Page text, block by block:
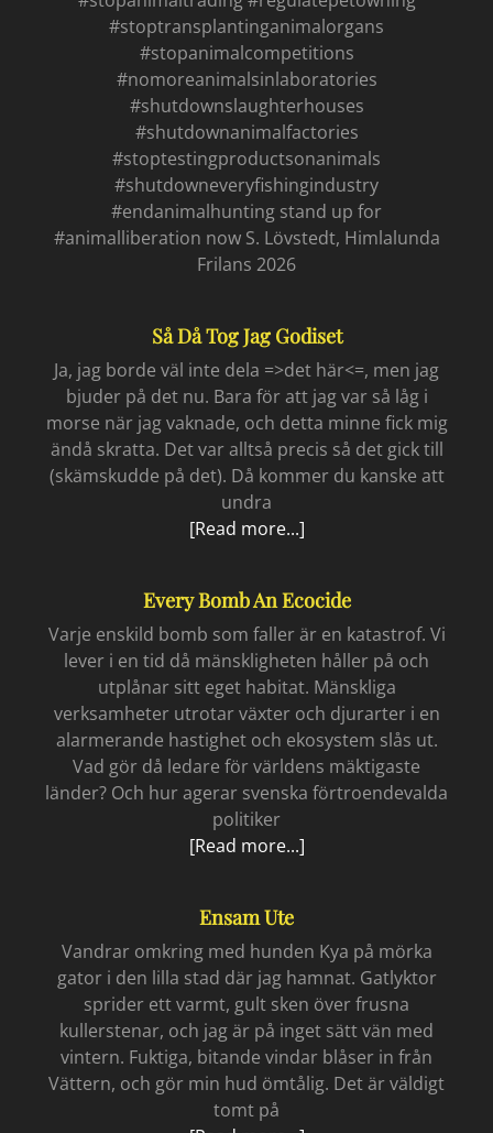
#stoptransplantinganimalorgans
#stopanimalcompetitions
#nomoreanimalsinlaboratories
#shutdownslaughterhouses
#shutdownanimalfactories
#stoptestingproductsonanimals
#shutdowneveryfishingindustry
#endanimalhunting stand up for
#animalliberation now S. Lövstedt, Himlalunda
Frilans 2026
Så Då Tog Jag Godiset
Ja, jag borde väl inte dela =>det här<=, men jag
bjuder på det nu. Bara för att jag var så låg i
morse när jag vaknade, och detta minne fick mig
ändå skratta. Det var alltså precis så det gick till
(skämskudde på det). Då kommer du kanske att
undra
[Read more...]Så
jag
godiset
Every Bomb An Ecocide
Varje enskild bomb som faller är en katastrof. Vi
lever i en tid då mänskligheten håller på och
utplånar sitt eget habitat. Mänskliga
verksamheter utrotar växter och djurarter i en
alarmerande hastighet och ekosystem slås ut.
Vad gör då ledare för världens mäktigaste
länder? Och hur agerar svenska förtroendevalda
politiker
[Read more...]Every
Ensam Ute
Vandrar omkring med hunden Kya på mörka
gator i den lilla stad där jag hamnat. Gatlyktor
sprider ett varmt, gult sken över frusna
kullerstenar, och jag är på inget sätt vän med
vintern. Fuktiga, bitande vindar blåser in från
Vättern, och gör min hud ömtålig. Det är väldigt
tomt på